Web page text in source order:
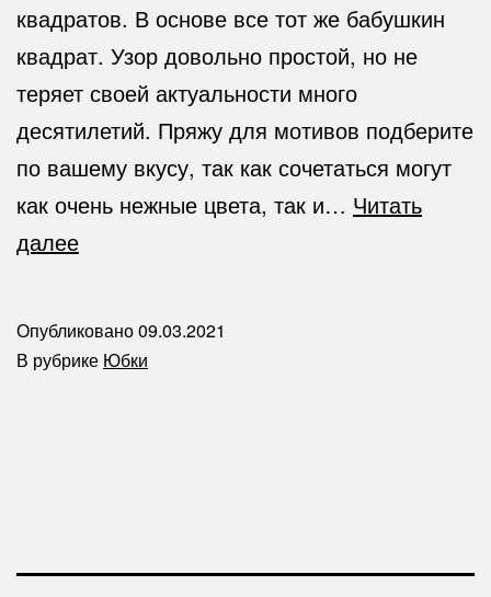
квадратов. В основе все тот же бабушкин
квадрат. Узор довольно простой, но не
теряет своей актуальности много
десятилетий. Пряжу для мотивов подберите
по вашему вкусу, так как сочетаться могут
как очень нежные цвета, так и… Читать
далееЮбка
рисунком
Опубликовано09.03.2021
В рубрике Юбки